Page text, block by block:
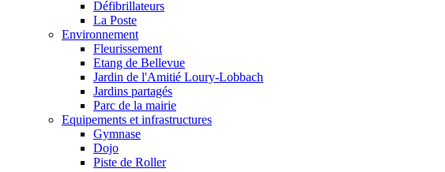
Défibrillateurs
La Poste
Environnement
Fleurissement
Etang de Bellevue
Jardin de l'Amitié Loury-Lobbach
Jardins partagés
Parc de la mairie
Equipements et infrastructures
Gymnase
Dojo
Piste de Roller